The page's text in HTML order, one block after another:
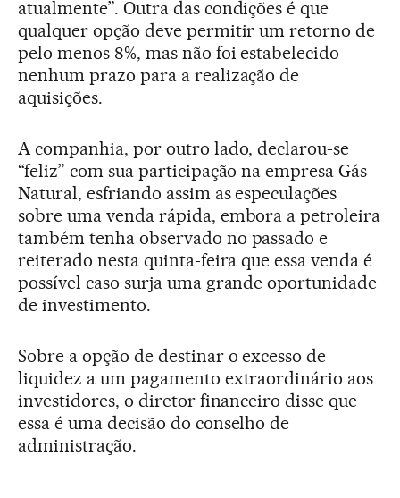
atualmente”. Outra das condições é que
qualquer opção deve permitir um retorno de
pelo menos 8%, mas não foi estabelecido
nenhum prazo para a realização de
aquisições.
A companhia, por outro lado, declarou-se
“feliz” com sua participação na empresa Gás
Natural, esfriando assim as especulações
sobre uma venda rápida, embora a petroleira
também tenha observado no passado e
reiterado nesta quinta-feira que essa venda é
possível caso surja uma grande oportunidade
de investimento.
Sobre a opção de destinar o excesso de
liquidez a um pagamento extraordinário aos
investidores, o diretor financeiro disse que
essa é uma decisão do conselho de
administração.